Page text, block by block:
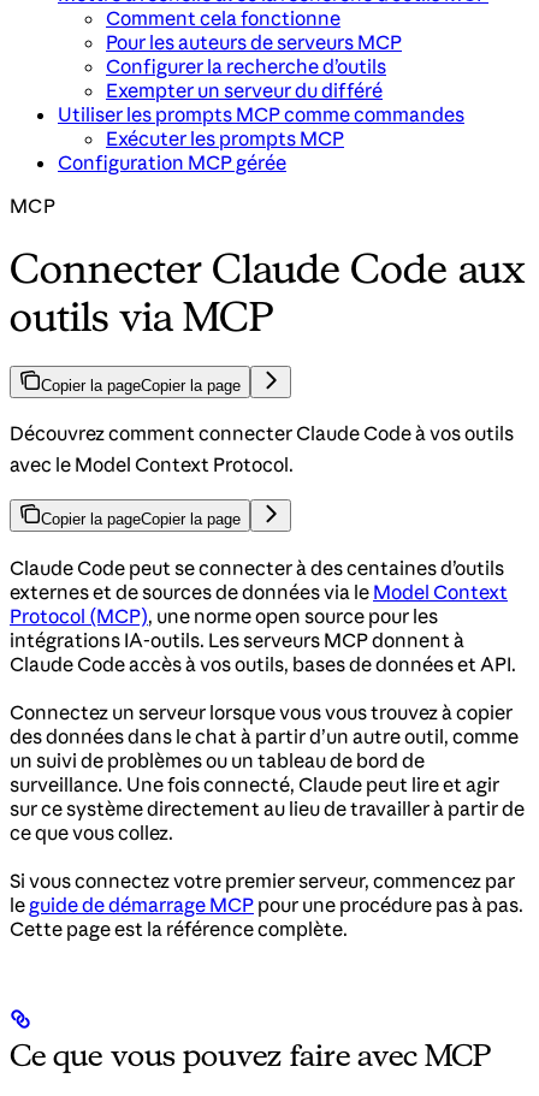
Comment cela fonctionne
Pour les auteurs de serveurs MCP
Configurer la recherche d’outils
Exempter un serveur du différé
Utiliser les prompts MCP comme commandes
Exécuter les prompts MCP
Configuration MCP gérée
MCP
Connecter Claude Code aux
outils via MCP
Copier la pageCopier la page
Découvrez comment connecter Claude Code à vos outils
avec le Model Context Protocol.
Copier la pageCopier la page
Claude Code peut se connecter à des centaines d’outils
externes et de sources de données via le Model Context
Protocol (MCP), une norme open source pour les
intégrations IA-outils. Les serveurs MCP donnent à
Claude Code accès à vos outils, bases de données et API.
Connectez un serveur lorsque vous vous trouvez à copier
des données dans le chat à partir d’un autre outil, comme
un suivi de problèmes ou un tableau de bord de
surveillance. Une fois connecté, Claude peut lire et agir
sur ce système directement au lieu de travailler à partir de
ce que vous collez.
Si vous connectez votre premier serveur, commencez par
le guide de démarrage MCP pour une procédure pas à pas.
Cette page est la référence complète.
Ce que vous pouvez faire avec MCP